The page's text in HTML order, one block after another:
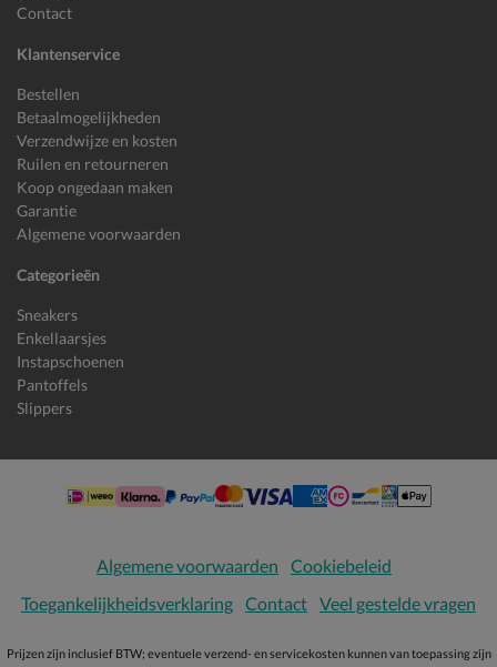
Contact
Klantenservice
Bestellen
Betaalmogelijkheden
Verzendwijze en kosten
Ruilen en retourneren
Koop ongedaan maken
Garantie
Algemene voorwaarden
Categorieën
Sneakers
Enkellaarsjes
Instapschoenen
Pantoffels
Slippers
Algemene voorwaarden
Cookiebeleid
Toegankelijkheidsverklaring Contact Veel gestelde vragen
Prijzen zijn inclusief BTW; eventuele verzend- en servicekosten kunnen van toepassing zijn